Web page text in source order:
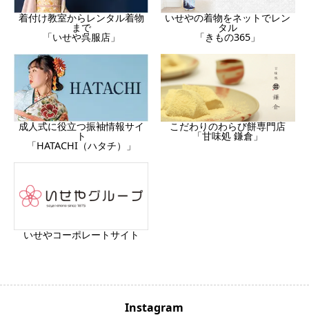
着付け教室からレンタル着物
まで
「いせや呉服店」
いせやの着物をネットでレン
タル
「きもの365」
成人式に役立つ振袖情報サイ
ト
「HATACHI（ハタチ）」
こだわりのわらび餅専門店
「甘味処 鎌倉」
いせやコーポレートサイト
Instagram